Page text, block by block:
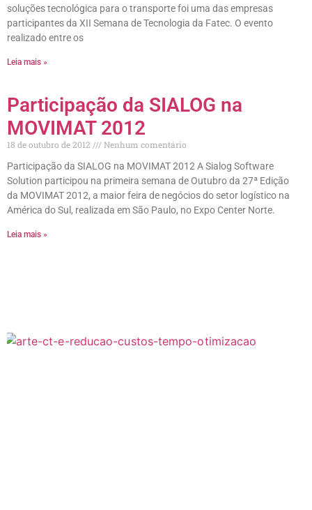
soluções tecnológica para o transporte foi uma das empresas
participantes da XII Semana de Tecnologia da Fatec. O evento
realizado entre os
Leia mais »
Participação da SIALOG na
MOVIMAT 2012
18 de outubro de 2012
Nenhum comentário
Participação da SIALOG na MOVIMAT 2012 A Sialog Software
Solution participou na primeira semana de Outubro da 27ª Edição
da MOVIMAT 2012, a maior feira de negócios do setor logístico na
América do Sul, realizada em São Paulo, no Expo Center Norte.
Leia mais »